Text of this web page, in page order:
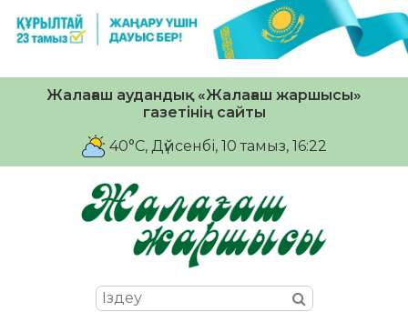
Жалағаш аудандық «Жалағаш жаршысы»
газетінің сайты
40°C, Дүйсенбі, 10 тамыз, 16:22